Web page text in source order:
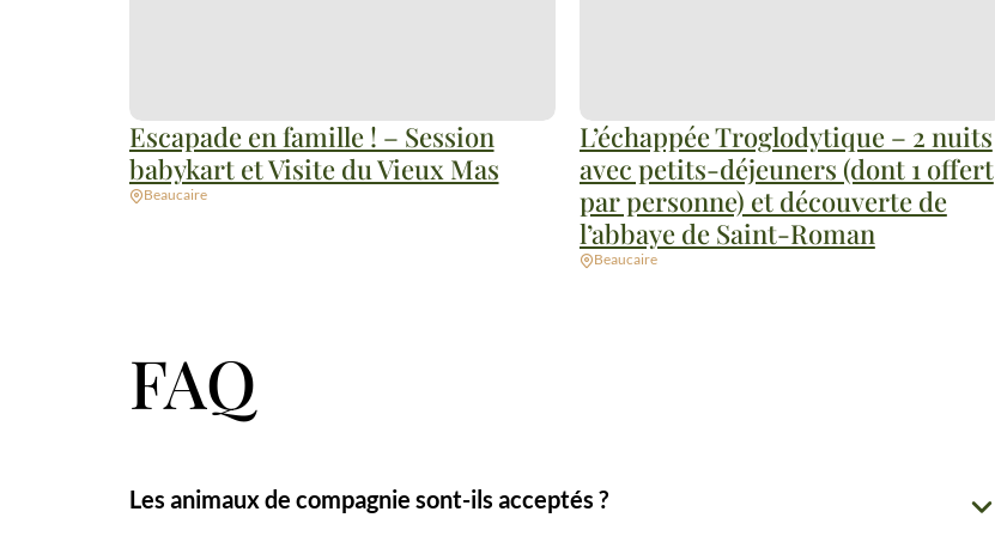
Escapade en famille ! – Session
babykart et Visite du Vieux Mas
Beaucaire
L’échappée Troglodytique – 2 nuits
avec petits-déjeuners (dont 1 offert
par personne) et découverte de
l’abbaye de Saint-Roman
Beaucaire
FAQ
Les animaux de compagnie sont-ils acceptés ?